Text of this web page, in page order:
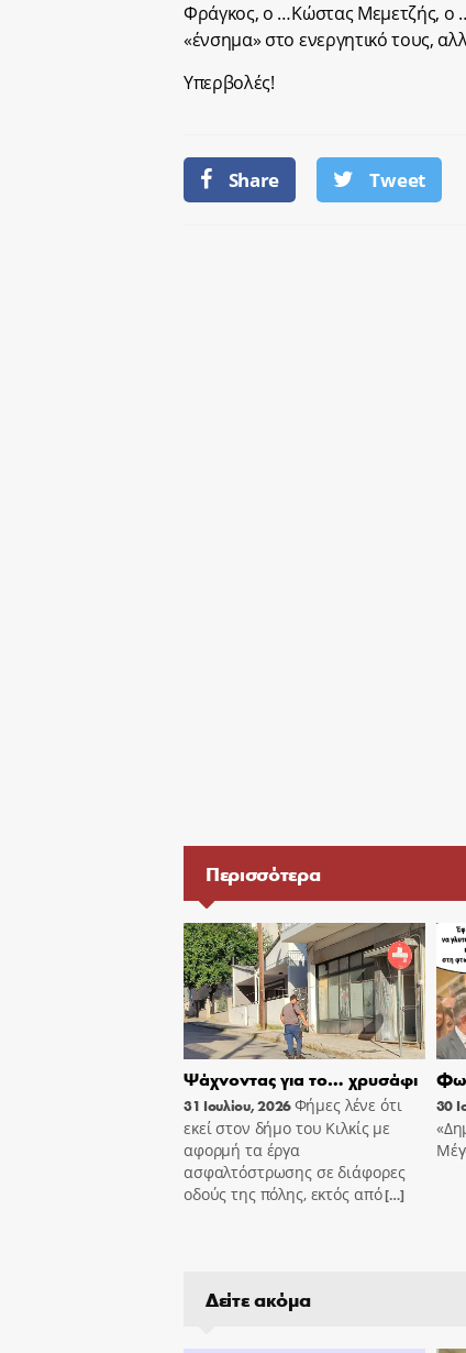
Φράγκος, ο …Κώστας Μεμετζής, ο
«ένσημα» στο ενεργητικό τους,
Υπερβολές!
Share Tweet
Περισσότερα
Ψάχνοντας για το… χρυσάφι
31 Ιουλίου, 2026Φήμες λένε ότι
εκεί στον δήμο του Κιλκίς με
αφορμή τα έργα
ασφαλτόστρωσης σε διάφορες
οδούς της πόλης, εκτός από[…]
30
Δείτε ακόμα